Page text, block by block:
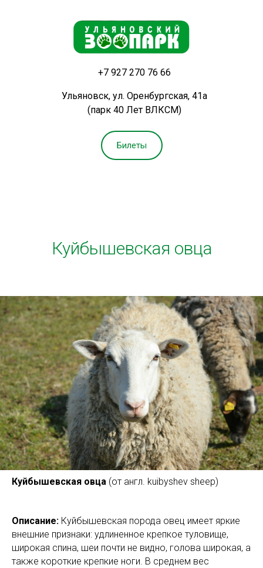
+7 927 270 76 66
Ульяновск, ул. Оренбургская, 41а
(парк 40 Лет ВЛКСМ)
Билеты
Куйбышевская овца
Куйбышевская овца (от англ. kuibyshev sheep)
Описание: Куйбышевская порода овец имеет яркие
внешние признаки: удлиненное крепкое туловище,
широкая спина, шеи почти не видно, голова широкая, а
также короткие крепкие ноги. В среднем вес